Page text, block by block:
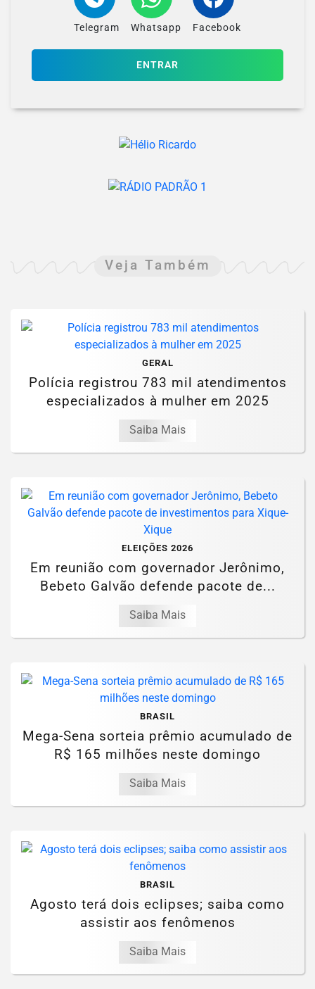
Telegram Whatsapp Facebook
ENTRAR
Veja Também
GERAL
Polícia registrou 783 mil atendimentos
especializados à mulher em 2025
Saiba Mais
ELEIÇÕES 2026
Em reunião com governador Jerônimo,
Bebeto Galvão defende pacote de...
Saiba Mais
BRASIL
Mega-Sena sorteia prêmio acumulado de
R$ 165 milhões neste domingo
Saiba Mais
BRASIL
Agosto terá dois eclipses; saiba como
assistir aos fenômenos
Saiba Mais